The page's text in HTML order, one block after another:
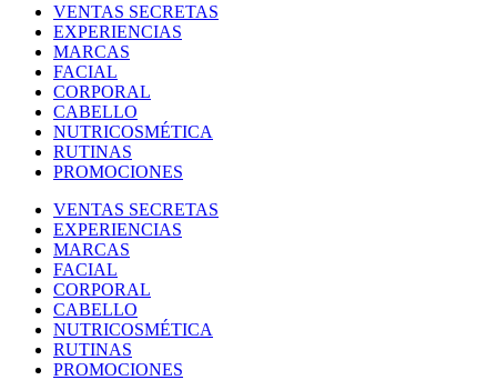
VENTAS SECRETAS
EXPERIENCIAS
MARCAS
FACIAL
CORPORAL
CABELLO
NUTRICOSMÉTICA
RUTINAS
PROMOCIONES
VENTAS SECRETAS
EXPERIENCIAS
MARCAS
FACIAL
CORPORAL
CABELLO
NUTRICOSMÉTICA
RUTINAS
PROMOCIONES